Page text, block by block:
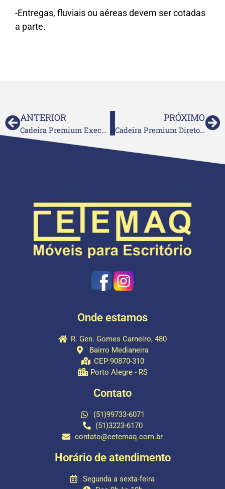
-Entregas, fluviais ou aéreas devem ser cotadas
a parte.
ANTERIOR
Cadeira Premium Executiva Aproximação em S
PRÓXIMO
Cadeira Premium Diretor Aproximação em S
Onde estamos
R. Gen. Gomes Carneiro, 480
Bairro Medianeira
CEP:90870-310
Porto Alegre - RS
Contato
(51)99733-6071
(51)3223-6170
contato@cetemaq.com.br
Horário de atendimento
Segunda a sexta-feira